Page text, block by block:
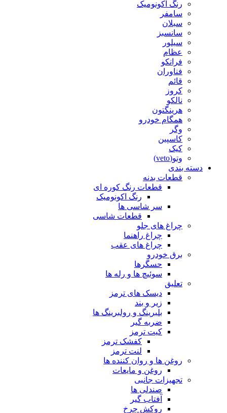
رنگ اکونومیک
سامفر
سبلان
سانسبز
سیلور
عظام
فرانکو
فناوران
قائم
کروز
نالکو
هرینگتون
همگام خودرو
وگر
کاسپین
کیک
وتو(veto)
دسته بندی
قطعات بدنه
قطعات رنگ کوره ای
رنگ اکونومیک
سر شاسی ها
قطعات شاسی
چراغ های جلو
چراغ راهنما
چراغ های عقب
برق خودرو
حسگرها
سوئیچ ها و رله ها
تعلیق
دیسک های ترمز
زیر و بند
بلبرینگ و رولبرینگ ها
ضربه گیر
کیت ترمز
کفشک ترمز
لنت ترمز
روغن ها و روان کننده ها
روغن و مایعات
تجهیزات جانبی
صندلی ها
آفتاب گیر
روکش چرخ